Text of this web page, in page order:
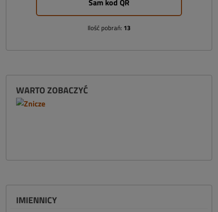
Sam kod QR
Ilość pobrań: 13
WARTO ZOBACZYĆ
IMIENNICY